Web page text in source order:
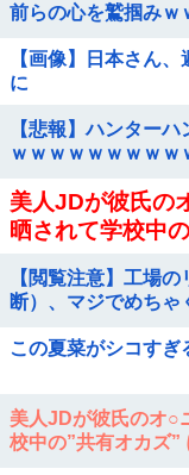
前らの心を鷲掴みｗ
【画像】日本さん
に
【悲報】ハンター
ｗｗｗｗｗｗｗｗｗ
美人JDが彼氏の
晒されて学校中
【閲覧注意】工場
断）、マジでめちゃ
この夏菜がシコすぎ
美人JDが彼氏のオ○
校中の”共有オカズ”